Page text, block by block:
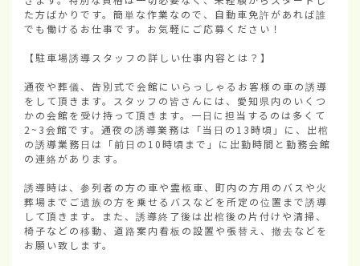
た方ばかりです。簡単な作業なので、自動車免許があれば誰
でも働けるお仕事です。お気軽にご応募ください！
【駐車場誘導スタッフの詳しい仕事内容とは？】
通夜や葬儀、告別式で会館にいらっしゃるお客様の車の誘導
をして頂きます。スタッフの皆さんには、愛知県内のいくつ
かの会館を受け持って頂きます。一日に担当するのは多くて
2~3会館です。通夜の誘導業務は「当日の13時頃」に、出棺
の誘導業務日は「前日の10時頃まで」に出勤時間と勤務会館
の連絡があります。
誘導時は、参列者の方の車や霊柩車、町内の方用のバスや火
葬場までご遺族の方を乗せるバスなどを所定の位置まで誘導
して頂きます。また、誘導終了後は出棺後の片付けや清掃、
椅子などの移動、道路案内看板の設置や張替え、撤去などを
お願い致します。